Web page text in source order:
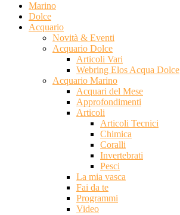
Marino
Dolce
Acquario
Novità & Eventi
Acquario Dolce
Articoli Vari
Webring Elos Acqua Dolce
Acquario Marino
Acquari del Mese
Approfondimenti
Articoli
Articoli Tecnici
Chimica
Coralli
Invertebrati
Pesci
La mia vasca
Fai da te
Programmi
Video